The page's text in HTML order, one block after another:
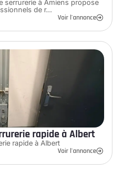
serrurerie à Amiens propose
de r…
Voir l'annonce
rapide à Albert
rapide à Albert
Voir l'annonce